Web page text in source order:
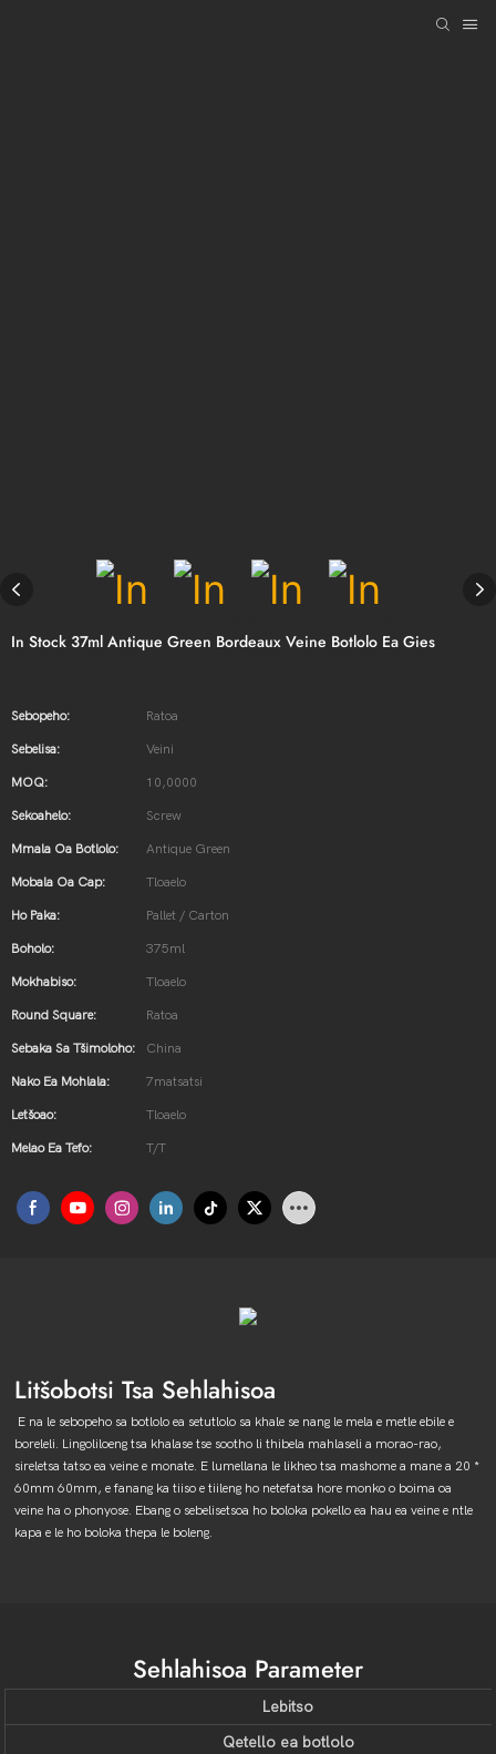
In Stock 37ml Antique Green Bordeaux Veine Botlolo Ea Gies
Sebopeho: Ratoa
Sebelisa: Veini
MOQ: 10,0000
Sekoahelo: Screw
Mmala Oa Botlolo: Antique Green
Mobala Oa Cap: Tloaelo
Ho Paka: Pallet / Carton
Boholo: 375ml
Mokhabiso: Tloaelo
Round Square: Ratoa
Sebaka Sa Tšimoloho: China
Nako Ea Mohlala: 7matsatsi
Letšoao: Tloaelo
Melao Ea Tefo: T/T
Litšobotsi Tsa Sehlahisoa
E na le sebopeho sa botlolo ea setutlolo sa khale se nang le mela e metle ebile e
boreleli. Lingoliloeng tsa khalase tse sootho li thibela mahlaseli a morao-rao,
sireletsa tatso ea veine e monate. E lumellana le likheo tsa mashome a mane a 20 *
60mm 60mm, e fanang ka tiiso e tiileng ho netefatsa hore monko o boima oa
veine ha o phonyose. Ebang o sebelisetsoa ho boloka pokello ea hau ea veine e ntle
kapa e le ho boloka thepa le boleng.
Sehlahisoa Parameter
Lebitso
Qetello ea botlolo